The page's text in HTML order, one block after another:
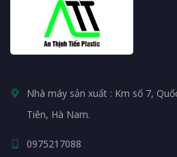
Nhà máy sản xuất : Km số 7,
Tiên, Hà Nam.
0975217088